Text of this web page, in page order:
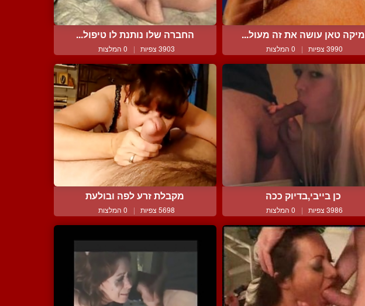
מיקה טאן עושה את זה מעול...
3990 צפיות | 0 המלצות
החברה שלו נותנת לו טיפול...
3903 צפיות | 0 המלצות
כן בייבי,בדיוק ככה
3986 צפיות | 0 המלצות
מקבלת זרע לפה ובולעת
5698 צפיות | 0 המלצות